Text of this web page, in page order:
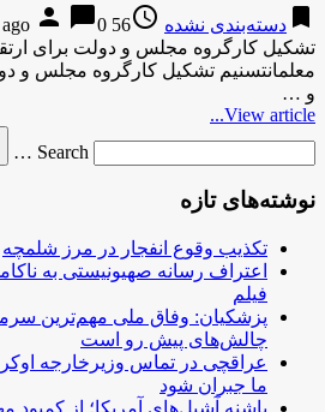
bookmark دسته‌بندی نشده access_time
56 years ago
person chat_bubble0
تشکیل کارگروه مجلس و دولت برای
معلمانتسنیم تشکیل کارگروه مجلس و
و …
View article...
Search …
نوشته‌های تازه
تکذیب وقوع انفجار در مرز شلمچه
اعتراف رسانه صهیونیستی به
فیلم
پزشکیان: وفاق ملی مهم‌ترین
چالش‌های پیش رو است
عراقچی در تماس وزیرخارجه
ما جبران شود